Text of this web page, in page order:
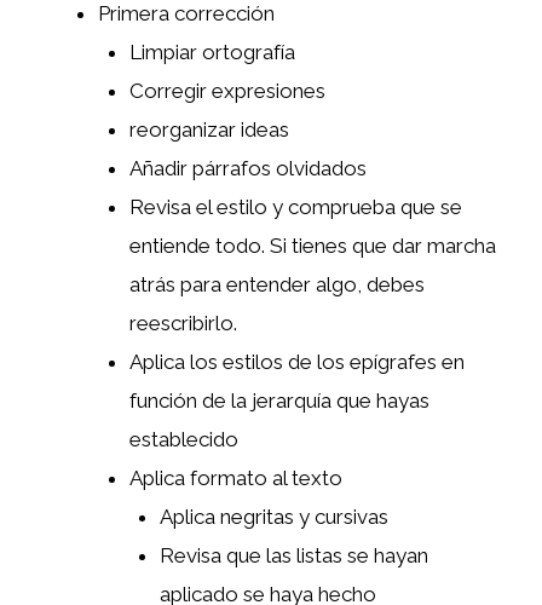
Primera corrección
Limpiar ortografía
Corregir expresiones
reorganizar ideas
Añadir párrafos olvidados
Revisa el estilo y comprueba que se
entiende todo. Si tienes que dar marcha
atrás para entender algo, debes
reescribirlo.
Aplica los estilos de los epígrafes en
función de la jerarquía que hayas
establecido
Aplica formato al texto
Aplica negritas y cursivas
Revisa que las listas se hayan
aplicado se haya hecho